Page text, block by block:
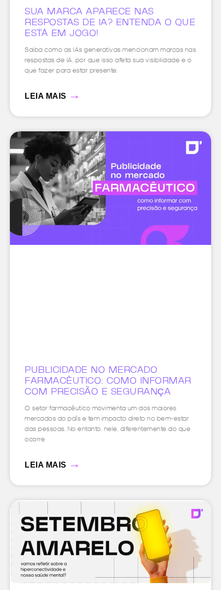
SUA MARCA APARECE NAS
RESPOSTAS DE IA? ENTENDA O QUE
ESTÁ EM JOGO!
Saiba como as IAs generativas mencionam marcas nas
respostas de IA, por que isso afeta sua visibilidade e o
que fazer para estar presente.
LEIA MAIS →
PUBLICIDADE NO MERCADO
FARMACÊUTICO: COMO INFORMAR
COM PRECISÃO E SEGURANÇA
O setor farmacêutico movimenta um dos maiores
mercados do país e tem impacto direto no bem-estar
das pessoas. No entanto, nele, diferentemente do que
ocorre
LEIA MAIS →